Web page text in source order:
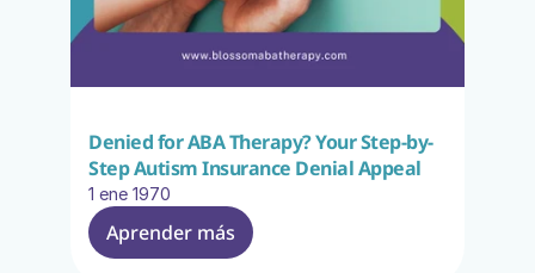
Denied for ABA Therapy? Your Step-by-
Step Autism Insurance Denial Appeal
1 ene 1970
Aprender más